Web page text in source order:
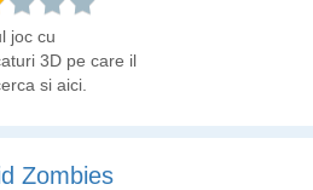
joc cu
3D pe care il
si aici.
Zombies